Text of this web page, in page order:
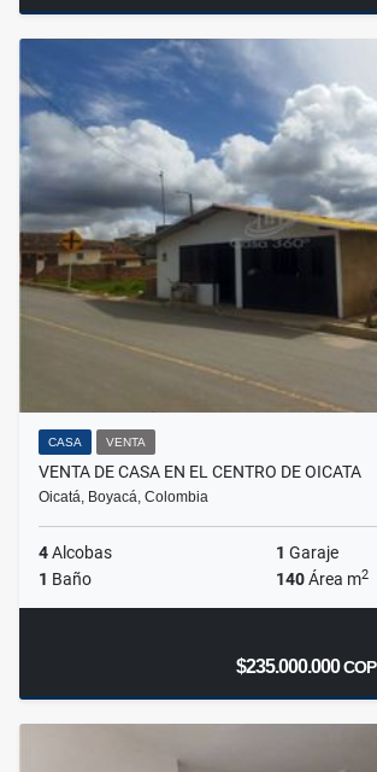
CASA VENTA
VENTA DE CASA EN EL CENTRO DE OICATA
Oicatá, Boyacá, Colombia
4Alcobas 1 Garaje
1 Baño 140Área m2
$235.000.000COP